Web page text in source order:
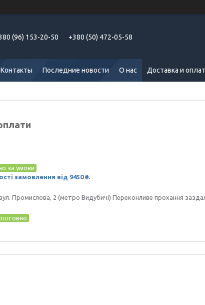
(96) 153-20-50 +380 (50) 472-05-58
Контакты Последние новости О нас Доставка и
за умови
замовлення від 9450 ₴.
вул. Промислова, 2 (метро Видубичі) Переконливе прохання